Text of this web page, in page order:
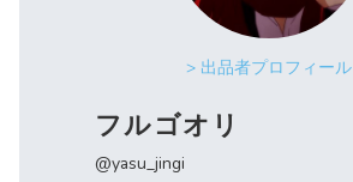
> 出品者プロフィール
フルゴオリ
@yasu_jingi